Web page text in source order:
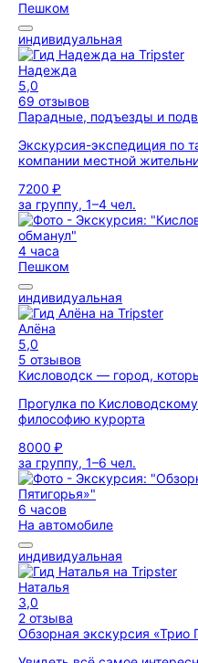
Пешком
индивидуальная
Надежда
5,0
69 отзывов
Парадные, подъезды и
Экскурсия-экспедиция по
компании местной
7200 ₽
за группу, 1–4 чел.
4 часа
Пешком
индивидуальная
Алёна
5,0
5 отзывов
Кисловодск — город,
Прогулка по
философию курорта
8000 ₽
за группу, 1–6 чел.
6 часов
На автомобиле
индивидуальная
Наталья
3,0
2 отзыва
Обзорная экскурсия «Трио